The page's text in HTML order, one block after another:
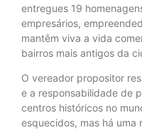
entregues 19
empresários,
mantêm viva a vida
bairros mais antigos da
O vereador propositor
e a responsabilidade de
centros históricos no
esquecidos, mas há uma